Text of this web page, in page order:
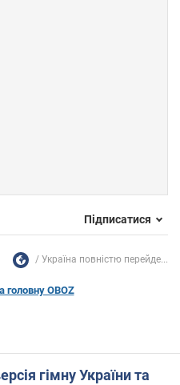
Підписатися
Україна повністю перейде...
головну OBOZ
гімну України та